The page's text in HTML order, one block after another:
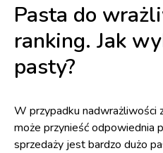
Pasta do
ranking. Jak
pasty?
W przypadku nadwrażliwości
może przynieść odpowiednia
sprzedaży jest bardzo dużo